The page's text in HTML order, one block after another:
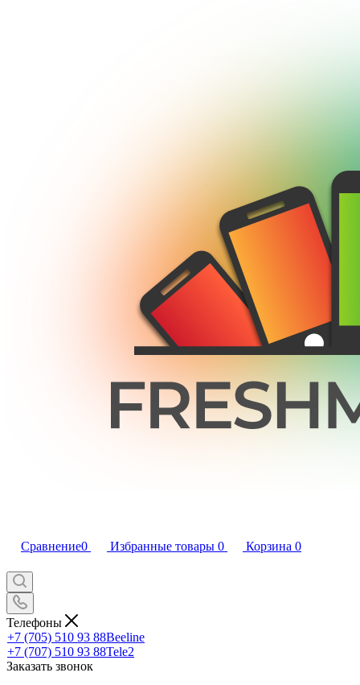
Сравнение0 Избранные товары 0 Корзина 0
Телефоны
+7 (705) 510 93 88Beeline
+7 (707) 510 93 88Tele2
Заказать звонок